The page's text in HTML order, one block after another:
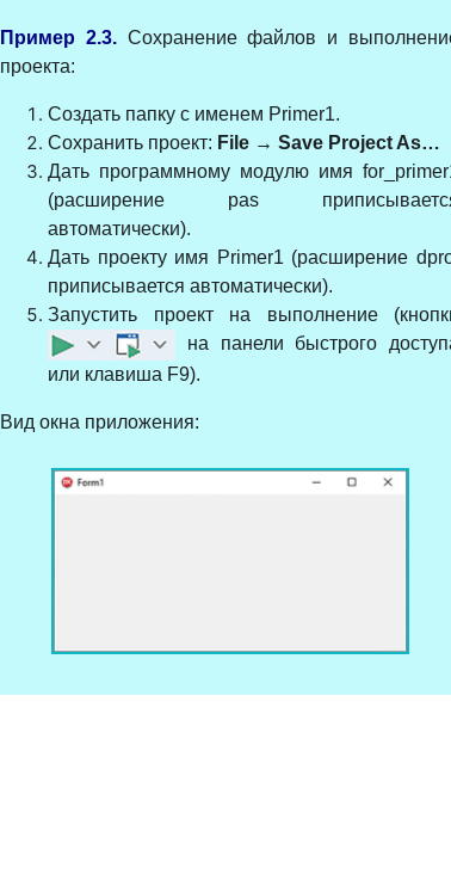
Пример 2.3.Сохранение файлов и
проекта:
Создать папку с именем Primer1.
Сохранить проект: File → Save Project As…
Дать программному модулю имя
(расширение pas
автоматически).
Дать проекту имя Primer1 (расширение
приписывается автоматически).
Запустить проект на выполнение
на панели быстрого
или клавиша F9).
Вид окна приложения: